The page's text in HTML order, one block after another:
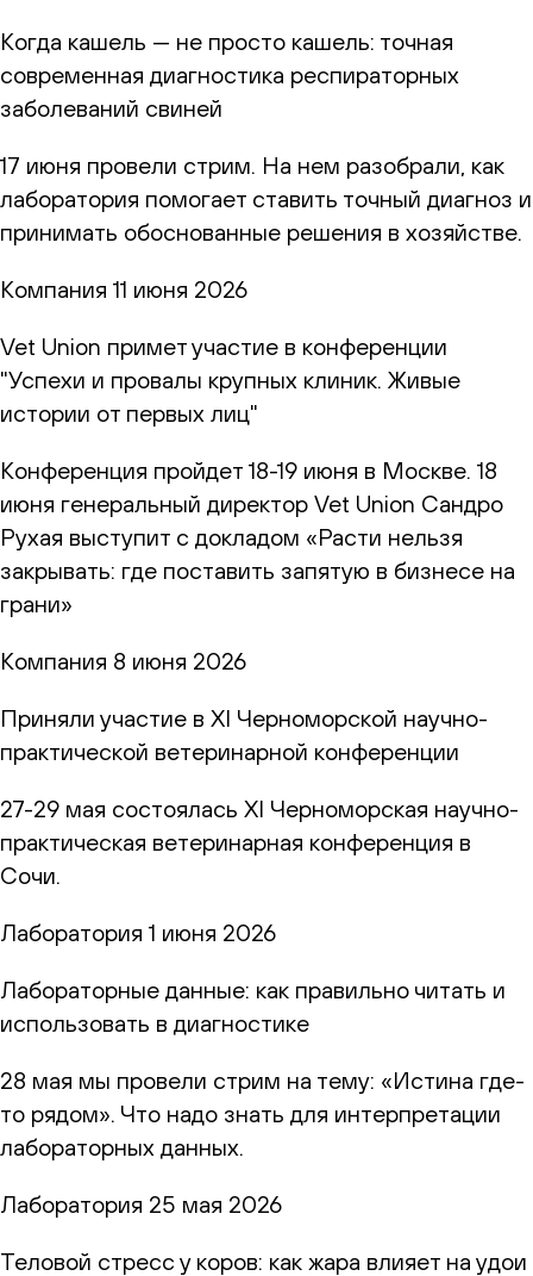
Когда кашель — не просто кашель: точная
современная диагностика респираторных
заболеваний свиней
17 июня провели стрим. На нем разобрали, как
лаборатория помогает ставить точный диагноз и
принимать обоснованные решения в хозяйстве.
Компания 11 июня 2026
Vet Union примет участие в конференции
"Успехи и провалы крупных клиник. Живые
истории от первых лиц"
Конференция пройдет 18-19 июня в Москве. 18
июня генеральный директор Vet Union Сандро
Рухая выступит с докладом «Расти нельзя
закрывать: где поставить запятую в бизнесе на
грани»
Компания 8 июня 2026
Приняли участие в XI Черноморской научно-
практической ветеринарной конференции
27-29 мая состоялась XI Черноморская научно-
практическая ветеринарная конференция в
Сочи.
Лаборатория 1 июня 2026
Лабораторные данные: как правильно читать и
использовать в диагностике
28 мая мы провели стрим на тему: «Истина где-
то рядом». Что надо знать для интерпретации
лабораторных данных.
Лаборатория 25 мая 2026
Теловой стресс у коров: как жара влияет на удои